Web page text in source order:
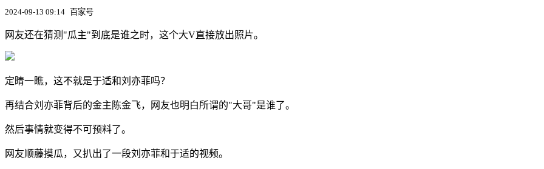
2024-09-13 09:14 百家号
网友还在猜测"瓜主"到底是谁之时，这个大V直接放出照片。
定睛一瞧，这不就是于适和刘亦菲吗？
再结合刘亦菲背后的金主陈金飞，网友也明白所谓的"大哥"是谁了。
然后事情就变得不可预料了。
网友顺藤摸瓜，又扒出了一段刘亦菲和于适的视频。